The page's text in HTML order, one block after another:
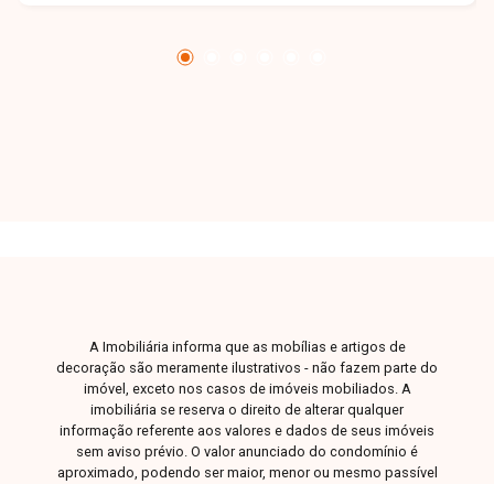
sendo uma ótima oportunidade para quem busca
A Imobiliária informa que as mobílias e artigos de
decoração são meramente ilustrativos - não fazem parte do
imóvel, exceto nos casos de imóveis mobiliados. A
imobiliária se reserva o direito de alterar qualquer
informação referente aos valores e dados de seus imóveis
sem aviso prévio. O valor anunciado do condomínio é
aproximado, podendo ser maior, menor ou mesmo passível